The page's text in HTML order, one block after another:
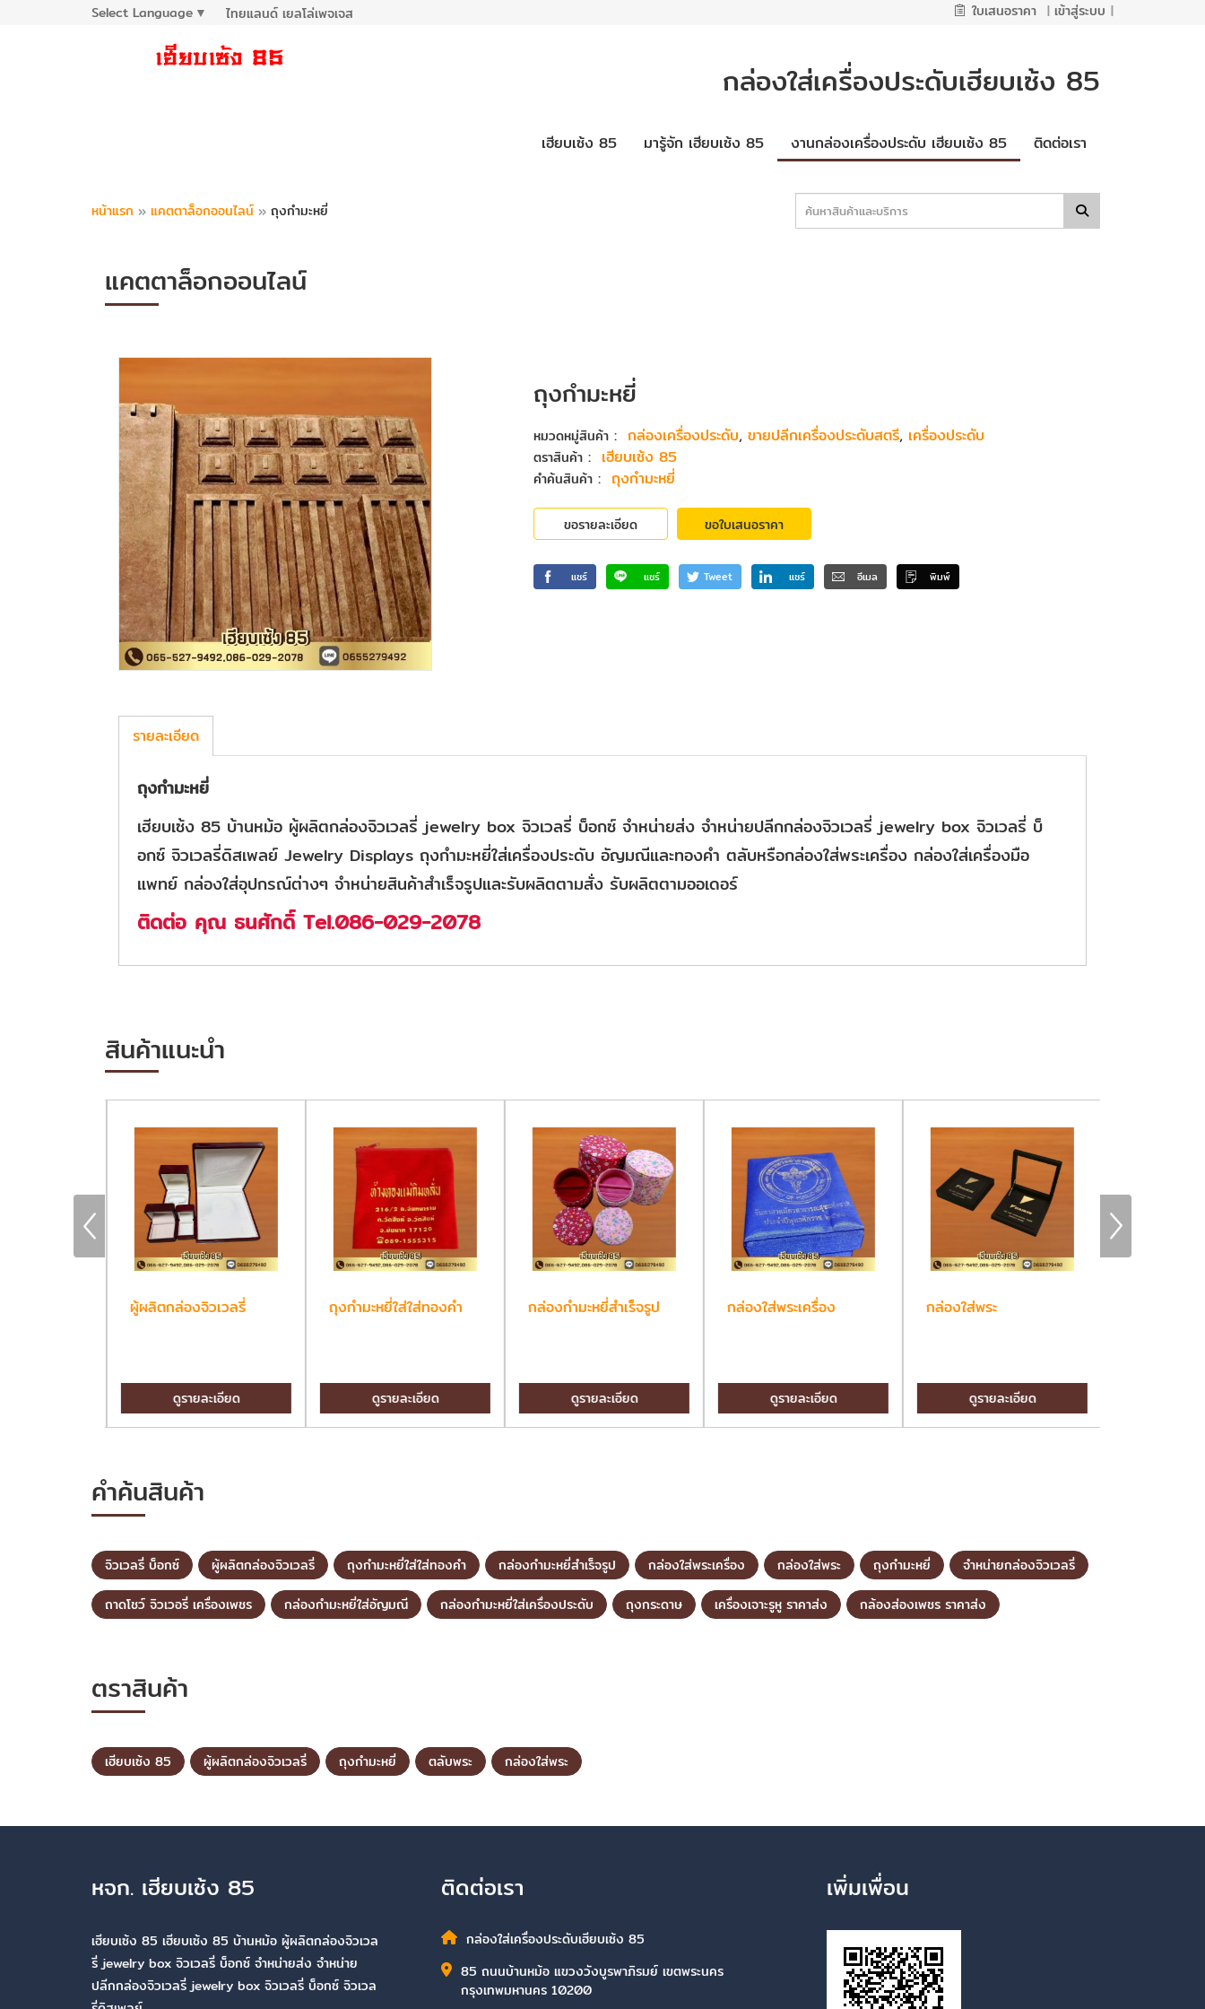
Select Language ▼ ไทยแลนด์ เยลโล่เพจเจส ใบเสนอราคา | เข้าสู่ระบบ |
กล่องใส่เครื่องประดับเฮียบเซ้ง 85
เฮียบเซ้ง 85 มารู้จัก เฮียบเซ้ง 85 งานกล่องเครื่องประดับ เฮียบเซ้ง 85 ติดต่อเรา
หน้าแรก » แคตตาล็อกออนไลน์ » ถุงกำมะหยี่
แคตตาล็อกออนไลน์
ถุงกำมะหยี่
หมวดหมู่สินค้า: กล่องเครื่องประดับ, ขายปลีกเครื่องประดับสตรี, เครื่องประดับ
ตราสินค้า: เฮียบเซ้ง 85
คำค้นสินค้า: ถุงกำมะหยี่
ขอรายละเอียด ขอใบเสนอราคา
แชร์ แชร์ Tweet แชร์ อีเมล พิมพ์
รายละเอียด
ถุงกำมะหยี่
เฮียบเซ้ง 85 บ้านหม้อ ผู้ผลิตกล่องจิวเวลรี่ jewelry box จิวเวลรี่ บ็อกซ์ จำหน่ายส่ง จำหน่ายปลีกกล่องจิวเวลรี่ jewelry box จิวเวลรี่ บ็
อกซ์ จิวเวลรี่ดิสเพลย์ Jewelry Displays ถุงกำมะหยี่ใส่เครื่องประดับ อัญมณีและทองคำ ตลับหรือกล่องใส่พระเครื่อง กล่องใส่เครื่องมือ
แพทย์ กล่องใส่อุปกรณ์ต่างๆ จำหน่ายสินค้าสำเร็จรูปและรับผลิตตามสั่ง รับผลิตตามออเดอร์
ติดต่อ คุณ ธนศักดิ์ Tel.086-029-2078
สินค้าแนะนำ
ผู้ผลิตกล่องจิวเวลรี่
ดูรายละเอียด
ถุงกำมะหยี่ใส่ใส่ทองคำ
ดูรายละเอียด
กล่องกำมะหยี่สำเร็จรูป
ดูรายละเอียด
กล่องใส่พระเครื่อง
ดูรายละเอียด
กล่องใส่พระ
ดูรายละเอียด
คำค้นสินค้า
จิวเวลรี่ บ็อกซ์ ผู้ผลิตกล่องจิวเวลรี่ ถุงกำมะหยี่ใส่ใส่ทองคำ กล่องกำมะหยี่สำเร็จรูป กล่องใส่พระเครื่อง กล่องใส่พระ ถุงกำมะหยี่
จำหน่ายกล่องจิวเวลรี่
ถาดโชว์ จิวเวอรี่ เครื่องเพชร
กล่องกำมะหยี่ใส่อัญมณี กล่องกำมะหยี่ใส่เครื่องประดับ ถุงกระดาษ เครื่องเจาะรูหู ราคาส่ง กล้องส่องเพชร ราคาส่ง
ตราสินค้า
เฮียบเซ้ง 85 ผู้ผลิตกล่องจิวเวลรี่ ถุงกำมะหยี่ ตลับพระ กล่องใส่พระ
หจก. เฮียบเซ้ง 85
เฮียบเซ้ง 85 เฮียบเซ้ง 85 บ้านหม้อ ผู้ผลิตกล่องจิวเวล
รี่ jewelry box จิวเวลรี่ บ็อกซ์ จำหน่ายส่ง จำหน่าย
ปลีกกล่องจิวเวลรี่ jewelry box จิวเวลรี่ บ็อกซ์ จิวเวล
ติดต่อเรา
กล่องใส่เครื่องประดับเฮียบเซ้ง 85
85 ถนนบ้านหม้อ แขวงวังบูรพาภิรมย์ เขตพระนคร
กรุงเทพมหานคร 10200
เพิ่มเพื่อน